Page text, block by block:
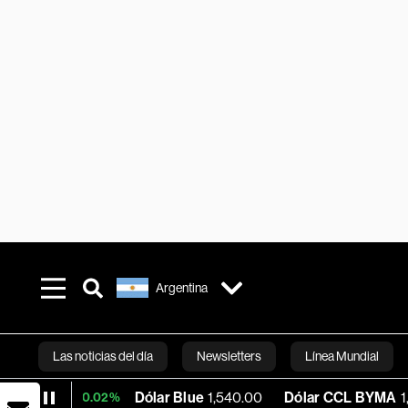
Argentina
Las noticias del día Newsletters Línea Mundial
Bloomberg
Dólar Blue 1,540.00 Dólar CCL BYMA 1,575.06